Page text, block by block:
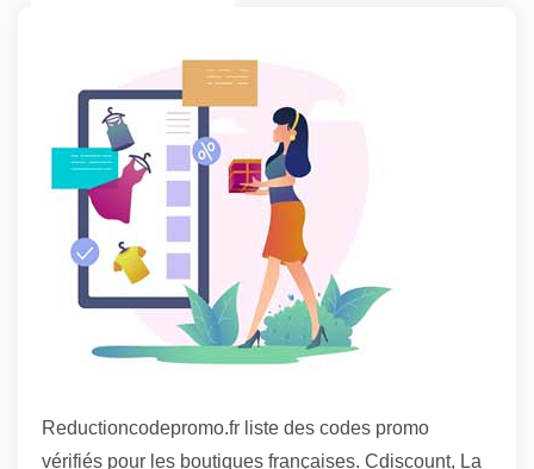
Reductioncodepromo.fr liste des codes promo
vérifiés pour les boutiques françaises. Cdiscount, La